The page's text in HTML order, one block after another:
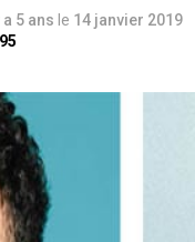
a 5 ans le 14 janvier 2019